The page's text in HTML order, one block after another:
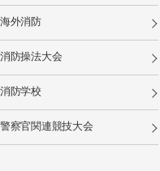
海外消防
消防操法大会
消防学校
警察官関連競技大会